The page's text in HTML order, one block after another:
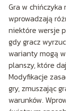
Gra w
wprowadzają
niektóre wersje
gdy gracz
warianty mogą
planszy, które
Modyfikacje
gry, zmuszając
warunków.